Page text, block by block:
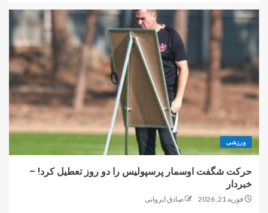
ورزشی
حرکت شگفت اوسمار پرسپولیس را دو روز تعطیل کرد! –
خبردار
فوریه 21, 2026 صادق ایروانی